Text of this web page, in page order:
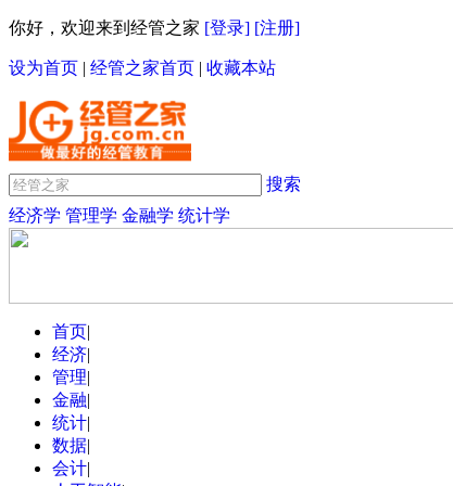
你好，欢迎来到经管之家 [登录] [注册]
设为首页 | 经管之家首页 | 收藏本站
搜索
经济学 管理学 金融学 统计学
首页|
经济|
管理|
金融|
统计|
数据|
会计|